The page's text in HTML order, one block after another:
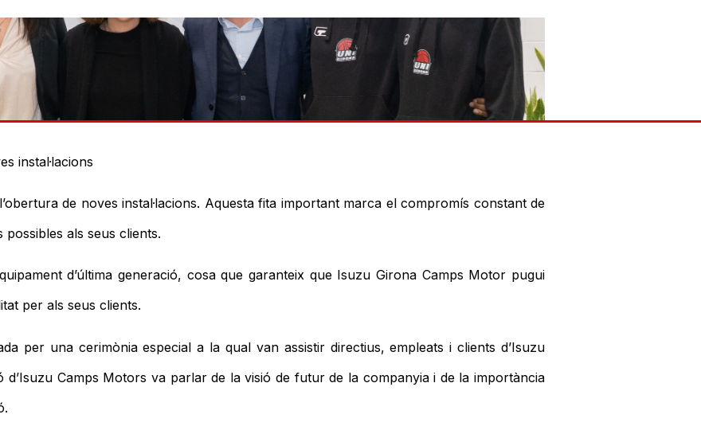
instal·lacions
de noves instal·lacions. Aquesta fita important marca el compromís constant de
als seus clients.
d’última generació, cosa que garanteix que Isuzu Girona Camps Motor pugui
per als seus clients.
per una cerimònia especial a la qual van assistir directius, empleats i clients d’Isuzu
Camps Motors va parlar de la visió de futur de la companyia i de la importància